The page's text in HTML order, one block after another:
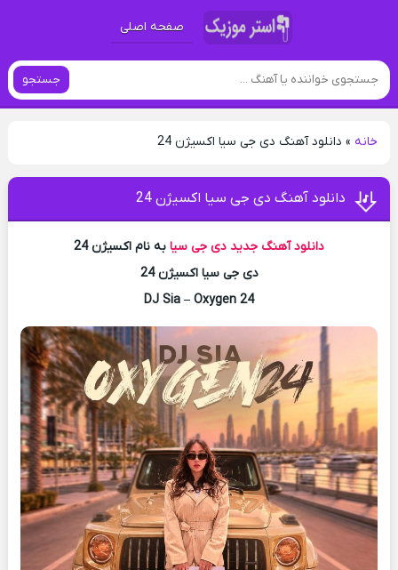
صفحه اصلی
جستجو
خانه» دانلود آهنگ دی جی سیا اکسیژن 24
دانلود آهنگ دی جی سیا اکسیژن 24
دانلود آهنگ جدید دی جی سیا به نام اکسیژن 24
دی جی سیا اکسیژن 24
DJ Sia – Oxygen 24